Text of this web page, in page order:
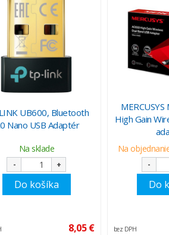
UB600, Bluetooth
Nano USB Adaptér
Na sklade
- +
Do košíka
8,05 €
High Gain
Na
-
Do
bez DPH